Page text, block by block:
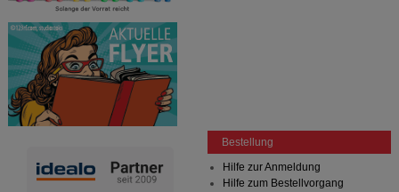
Bestellung
Hilfe zur Anmeldung
Hilfe zum Bestellvorgang